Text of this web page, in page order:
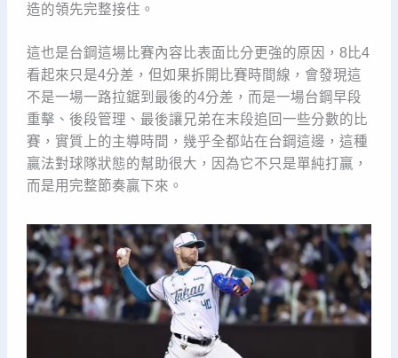
造的領先完整接住。
這也是台鋼這場比賽內容比表面比分更強的原因，8比4
看起來只是4分差，但如果拆開比賽時間線，會發現這
不是一場一路拉鋸到最後的4分差，而是一場台鋼早段
重擊、後段管理、最後讓兄弟在末段追回一些分數的比
賽，實質上的主導時間，幾乎全都站在台鋼這邊，這種
贏法對球隊狀態的幫助很大，因為它不只是單純打贏，
而是用完整節奏贏下來。